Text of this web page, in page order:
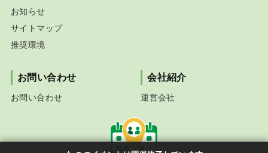
お知らせ
サイトマップ
推奨環境
お問い合わせ
お問い合わせ
会社紹介
運営会社